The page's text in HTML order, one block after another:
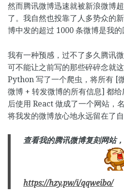
然而腾讯微博迅速就被新浪微博
了。我自然也投靠了人多势众的
博中发的超过 1000 条微博是我
我有一种预感，过不了多久腾讯
可不能让之前写的那些碎碎念就
Python 写了一个爬虫，将所有 [
微博 + 转发微博的所有信息] 都
后使用 React 做成了一个网站，
将我发的微博放心地永远留在了自
查看我的腾讯微博复刻网站
https://hzy.pw/i/qqweibo/